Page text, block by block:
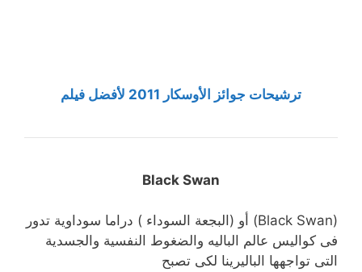
ترشيحات جوائز الأوسكار 2011 لأفضل فيلم
Black Swan
(Black Swan) أو (البجعة السوداء ) دراما سوداوية تدور
فى كواليس عالم الباليه والضغوط النفسية والجسدية
التى تواجهها الباليرينا لكى تصبح